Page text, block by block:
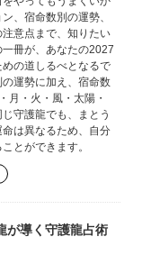
、宿命数別の運勢、
注意点まで、知りたい
冊が、あなたの2027
の道しるべとなるで
運勢に加え、宿命数
月・火・風・太陽・
守護龍でも、まとう
は異なるため、自分
とができます。
が導く守護龍占術